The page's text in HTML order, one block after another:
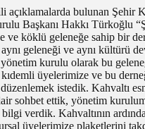
açıklamalarda bulunan Şehir
Başkanı Hakkı Türkoğlu
ve köklü geleneğe sahip bir
geleneği ve aynı kültürü
kurulu olarak bu
üyelerimize ve bu
istedik. Kahvaltı
sohbet ettik, yönetim
bilgi verdik. Kahvaltının
üyelerimize plaketlerini